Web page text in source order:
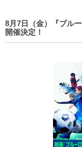
8月7日（金）『ブル
開催決定！